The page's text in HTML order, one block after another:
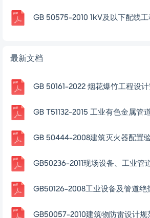
GB 50575-2010 1kV及以下配线
最新文档
GB 50161-2022 烟花爆竹工程设
GB 50444-2008建筑灭火器配置
GB50236-2011现场设备、工业管
GB50126-2008工业设备及管道绝
GB50057-2010建筑物防雷设计规